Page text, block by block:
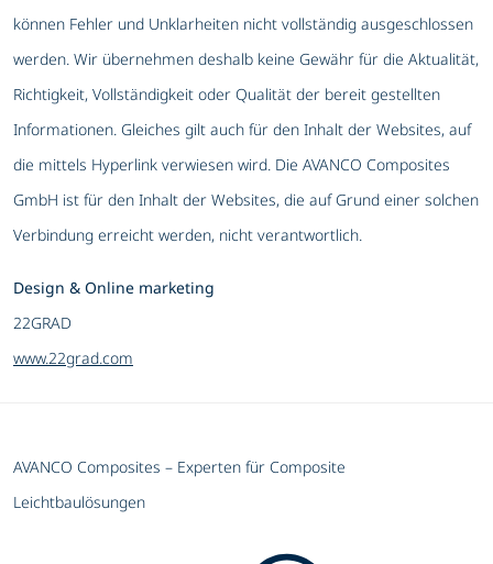
können Fehler und Unklarheiten nicht vollständig ausgeschlossen
werden. Wir übernehmen deshalb keine Gewähr für die Aktualität,
Richtigkeit, Vollständigkeit oder Qualität der bereit gestellten
Informationen. Gleiches gilt auch für den Inhalt der Websites, auf
die mittels Hyperlink verwiesen wird. Die AVANCO Composites
GmbH ist für den Inhalt der Websites, die auf Grund einer solchen
Verbindung erreicht werden, nicht verantwortlich.
Design & Online marketing
22GRAD
www.22grad.com
AVANCO Composites – Experten für Composite
Leichtbaulösungen